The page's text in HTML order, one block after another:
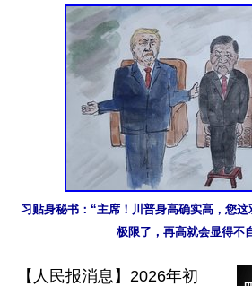
习贴身秘书：“主席！川普身高确实高，您
极限了，再高就会显得不
【人民报消息】2026年初